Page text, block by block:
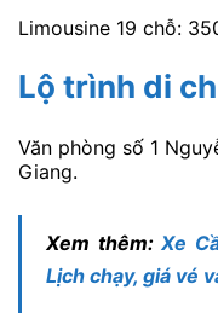
Limousine 19 chỗ:
Lộ trình di
Văn phòng số 1
Giang.
Xem thêm: Xe
Lịch chạy, giá vé